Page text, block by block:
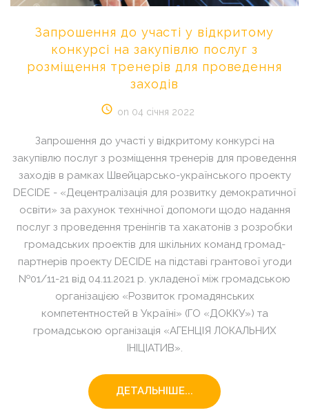
Запрошення до участі у відкритому
конкурсі на закупівлю послуг з
розміщення тренерів для проведення
заходів
on 04 січня 2022
Запрошення до участі у відкритому конкурсі на
закупівлю послуг з розміщення тренерів для проведення
заходів в рамках Швейцарсько-українського проекту
DECIDE - «Децентралізація для розвитку демократичної
освіти» за рахунок технічної допомоги щодо надання
послуг з проведення тренінгів та хакатонів з розробки
громадських проектів для шкільних команд громад-
партнерів проекту DECIDE на підставі грантової угоди
№01/11-21 від 04.11.2021 р. укладеної між громадською
організацією «Розвиток громадянських
компетентностей в Україні» (ГО «ДОККУ») та
громадською організація «АГЕНЦІЯ ЛОКАЛЬНИХ
ІНІЦІАТИВ».
ДЕТАЛЬНІШЕ...